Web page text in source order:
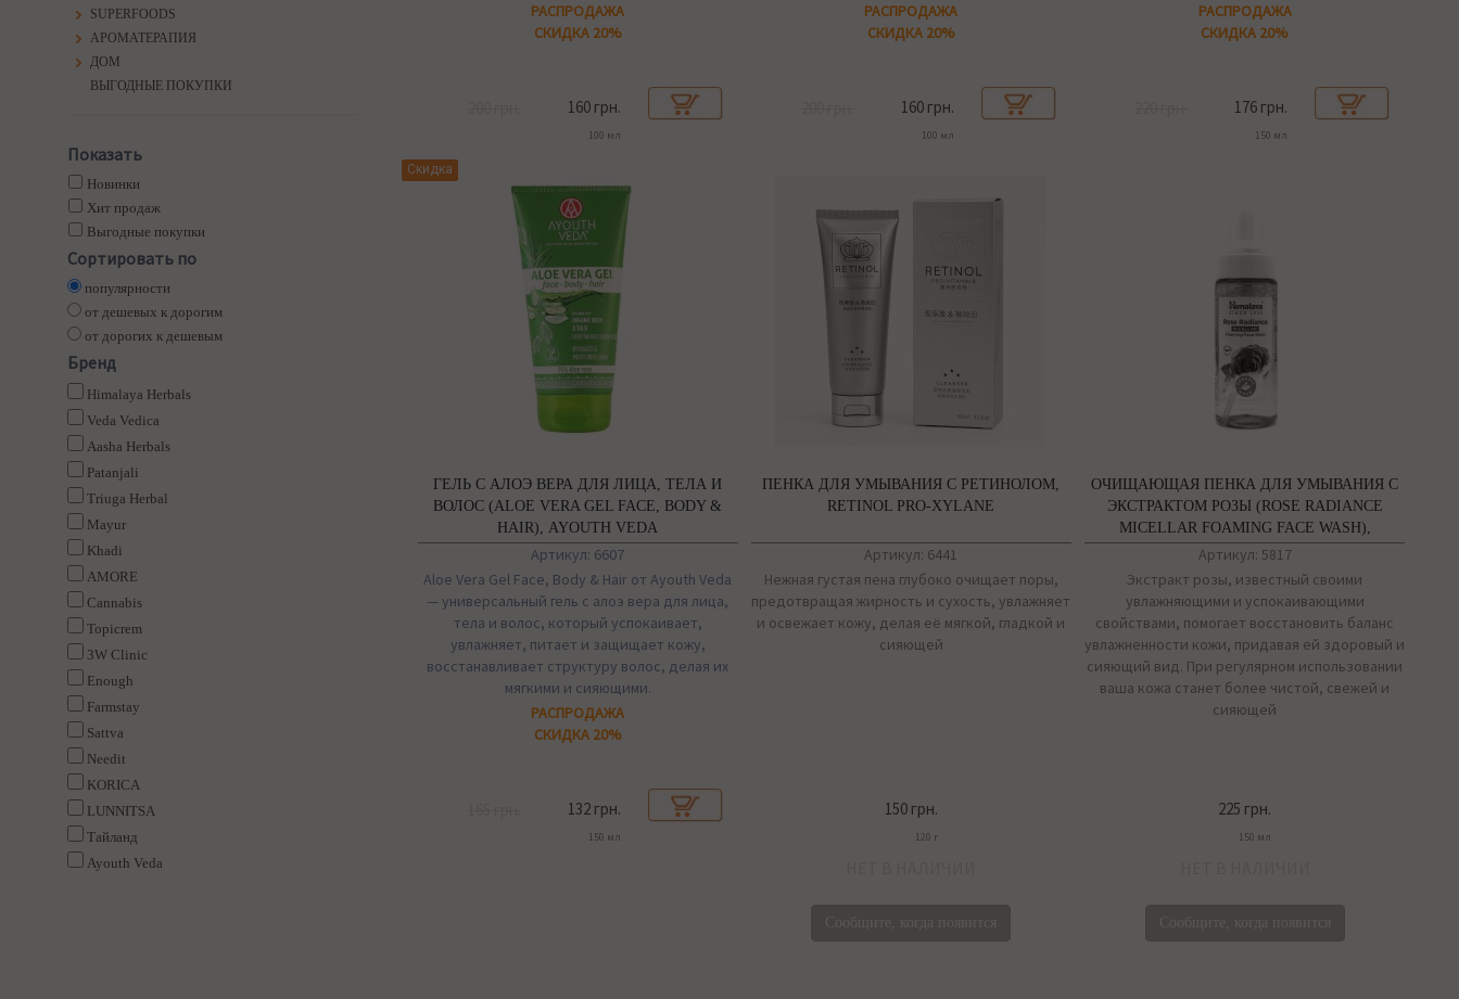
SUPERFOODS
АРОМАТЕРАПИЯ
ДОМ
ВЫГОДНЫЕ ПОКУПКИ
Показать
Новинки
Хит продаж
Выгодные покупки
Сортировать по
популярности
от дешевых к дорогим
от дорогих к дешевым
Бренд
Himalaya Herbals
Veda Vedica
Aasha Herbals
Patanjali
Triuga Herbal
Mayur
Khadi
AMORE
Cannabis
Topicrem
3W Clinic
Enough
Farmstay
Sattva
Needit
KORICA
LUNNITSA
Тайланд
Ayouth Veda
РАСПРОДАЖА
СКИДКА 20%
160 грн.
100 мл
РАСПРОДАЖА
СКИДКА 20%
160 грн.
100 мл
РАСПРОДАЖА
СКИДКА 20%
176 грн.
150 мл
Скидка
ГЕЛЬ С АЛОЭ ВЕРА ДЛЯ ЛИЦА, ТЕЛА И
ВОЛОС (ALOE VERA GEL FACE, BODY &
HAIR), AYOUTH VEDA
Артикул: 6607
Aloe Vera Gel Face, Body & Hair от Ayouth Veda
— универсальный гель с алоэ вера для лица,
тела и волос, который успокаивает,
увлажняет, питает и защищает кожу,
восстанавливает структуру волос, делая их
мягкими и сияющими.
РАСПРОДАЖА
СКИДКА 20%
132 грн.
150 мл
ПЕНКА ДЛЯ УМЫВАНИЯ С РЕТИНОЛОМ,
RETINOL PRO-XYLANE
Артикул: 6441
Нежная густая пена глубоко очищает поры,
предотвращая жирность и сухость, увлажняет
и освежает кожу, делая её мягкой, гладкой и
сияющей
150 грн.
120 г
ОЧИЩАЮЩАЯ ПЕНКА ДЛЯ УМЫВАНИЯ С
ЭКСТРАКТОМ РОЗЫ (ROSE RADIANCE
MICELLAR FOAMING FACE WASH),
HIMALAYA HERBALS
Артикул: 5817
Экстракт розы, известный своими
увлажняющими и успокаивающими
свойствами, помогает восстановить баланс
увлажненности кожи, придавая ей здоровый и
сияющий вид. При регулярном использовании
ваша кожа станет более чистой, свежей и
сияющей
225 грн.
150 мл